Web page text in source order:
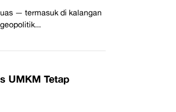
— termasuk di kalangan
UMKM Tetap